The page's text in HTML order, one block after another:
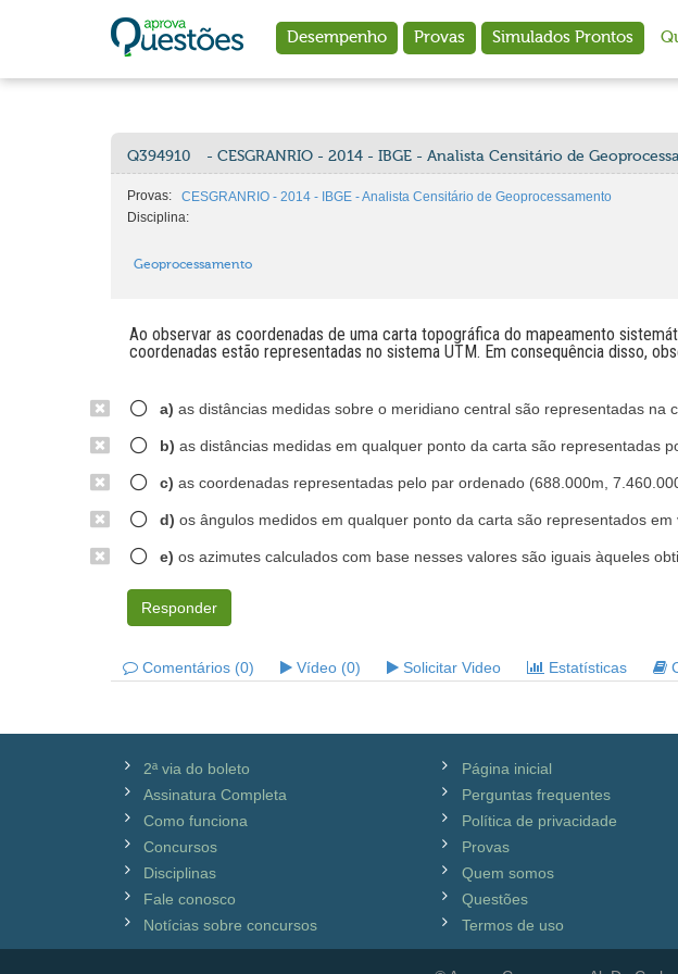
Desempenho Provas Simulados Prontos
Q394910 - CESGRANRIO - 2014 - IBGE - Analista Censitário de
Provas:
CESGRANRIO - 2014 - IBGE - Analista Censitário de Geoprocessamento
Disciplina:
Geoprocessamento
Ao observar as coordenadas de uma carta topográfica do mapeamento
coordenadas estão representadas no sistema UTM. Em consequência disso,
a) as distâncias medidas sobre o meridiano central são representadas na
b) as distâncias medidas em qualquer ponto da carta são representadas
c) as coordenadas representadas pelo par ordenado (688.000m,
d) os ângulos medidos em qualquer ponto da carta são representados em
e) os azimutes calculados com base nesses valores são iguais àqueles
Responder
Comentários (0) Vídeo (0) Solicitar Video Estatísticas
2ª via do boleto
Assinatura Completa
Como funciona
Concursos
Disciplinas
Fale conosco
Notícias sobre concursos
Página inicial
Perguntas frequentes
Política de privacidade
Provas
Quem somos
Questões
Termos de uso